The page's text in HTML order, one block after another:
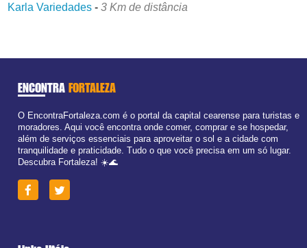
Karla Variedades -3 Km de distância
ENCONTRA FORTALEZA
O EncontraFortaleza.com é o portal da capital cearense para turistas e
moradores. Aqui você encontra onde comer, comprar e se hospedar,
além de serviços essenciais para aproveitar o sol e a cidade com
tranquilidade e praticidade. Tudo o que você precisa em um só lugar.
Descubra Fortaleza! ☀️🌊